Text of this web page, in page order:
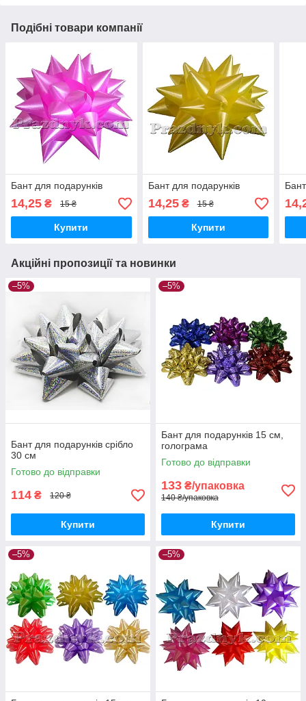
Подібні товари компанії
Бант для подарунків
14,25 ₴ 15 ₴
Купити
Бант для подарунків
14,25₴ 15 ₴
Купити
Акційні пропозиції та новинки
–5%
Бант для подарунків срібло
30 см
Готово до відправки
114 ₴ 120 ₴
Купити
–5%
Бант для подарунків 15 см,
голограма
Готово до відправки
133 ₴/упаковка
140 ₴/упаковка
Купити
–5% –5%